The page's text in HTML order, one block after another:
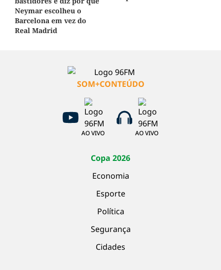
Neymar escolheu o
Barcelona em vez do
Real Madrid
SOM+CONTEÚDO
AO VIVO AO VIVO
Copa 2026
Economia
Esporte
Política
Segurança
Cidades